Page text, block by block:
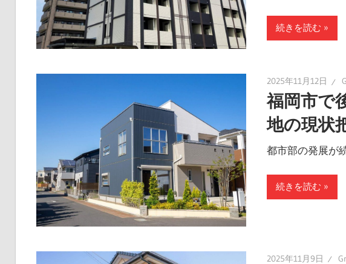
続きを読む
2025年11月12日
福岡市で
地の現状
都市部の発展が
続きを読む
2025年11月9日